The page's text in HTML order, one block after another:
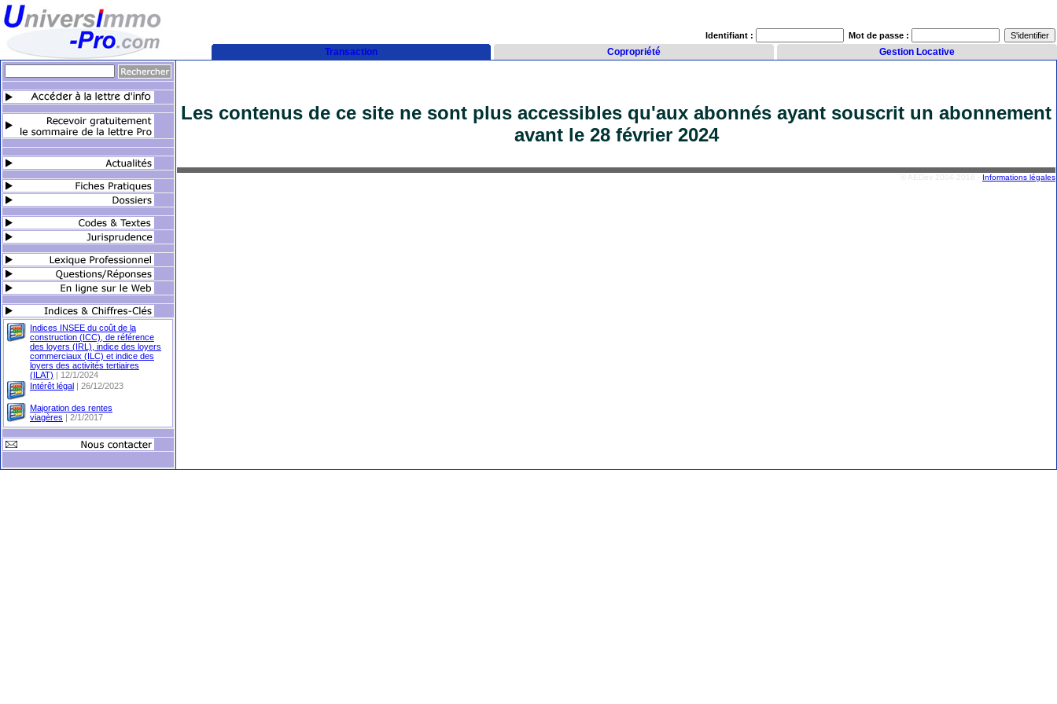
Identifiant : Mot de passe :
Transaction Copropriété Gestion Locative
Indices INSEE du coût de la
construction (ICC), de référence
des loyers (IRL), indice des loyers
commerciaux (ILC) et indice des
loyers des activités tertiaires
(ILAT) | 12/1/2024
Intérêt légal | 26/12/2023
Majoration des rentes
viagères | 2/1/2017
Les contenus de ce site ne sont plus accessibles qu'aux abonnés ayant souscrit un abonnement
avant le 28 février 2024
© AEDev 2004-2016 - Informations légales